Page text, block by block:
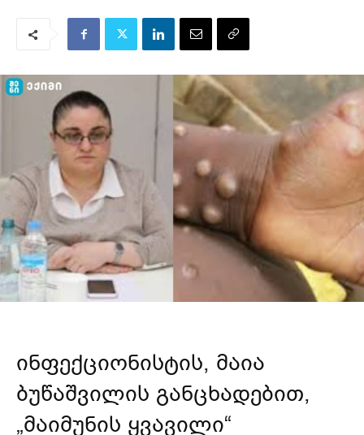
ინფექციონისტის, მაია
ბუწაშვილის განცხადებით,
„მაიმუნის ყვავილი“